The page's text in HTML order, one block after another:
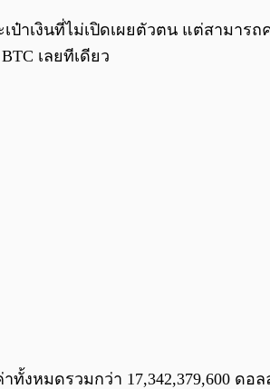
าเงินที่ไม่เปิดเผยตัวตน แต่สามารถ
เลยทีเดียว
งหมดรวมกว่า 17,342,379,600 ดอล